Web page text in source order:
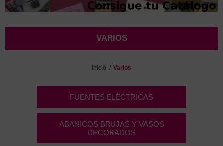
VARIOS
Inicio / Varios
FUENTES ELÉCTRICAS
ABANICOS BRUJAS Y VASOS
DECORADOS